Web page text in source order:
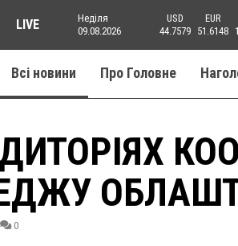
LIVE
Неділя
09.08.2026
USD
44.7579
EUR
51.6148
Всі новини Про Головне
0